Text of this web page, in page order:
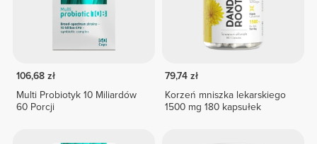
106,68 zł
Multi Probiotyk 10 Miliardów
60 Porcji
79,74 zł
Korzeń mniszka lekarskiego
1500 mg 180 kapsułek